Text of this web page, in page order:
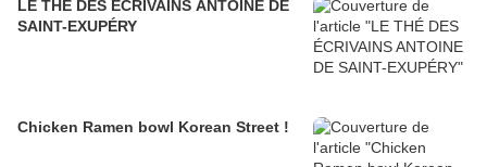
LE THÉ DES ÉCRIVAINS ANTOINE DE
SAINT-EXUPÉRY
Chicken Ramen bowl Korean Street !